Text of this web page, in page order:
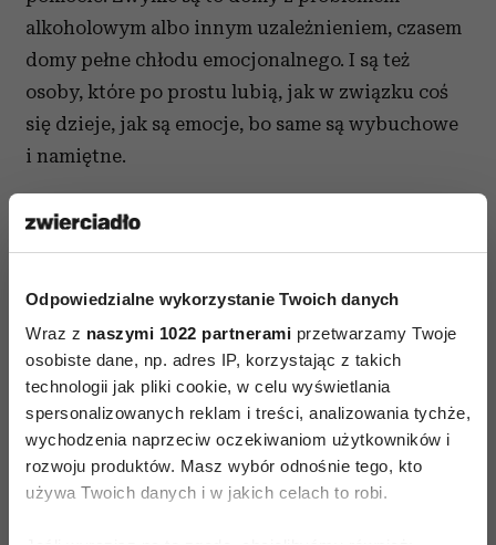
Odpowiedzialne wykorzystanie Twoich danych
Wraz z naszymi 1022 partnerami przetwarzamy Twoje
osobiste dane, np. adres IP, korzystając z takich
technologii jak pliki cookie, w celu wyświetlania
spersonalizowanych reklam i treści, analizowania tychże,
wychodzenia naprzeciw oczekiwaniom użytkowników i
rozwoju produktów. Masz wybór odnośnie tego, kto
używa Twoich danych i w jakich celach to robi.
alkoholowym albo innym uzależnieniem, czasem
domy pełne chłodu emocjonalnego. I są też
osoby, które po prostu lubią, jak w związku coś
się dzieje, jak są emocje, bo same są wybuchowe
i namiętne.
Wiecej w Sensie 03/2016.
Kup teraz!
SENS także w wersji
elektronicznej